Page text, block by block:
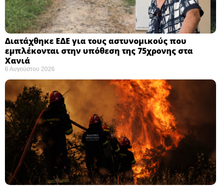
Διατάχθηκε ΕΔΕ για τους αστυνομικούς που
εμπλέκονται στην υπόθεση της 75χρονης στα
Χανιά
6 Αυγούστου 2026